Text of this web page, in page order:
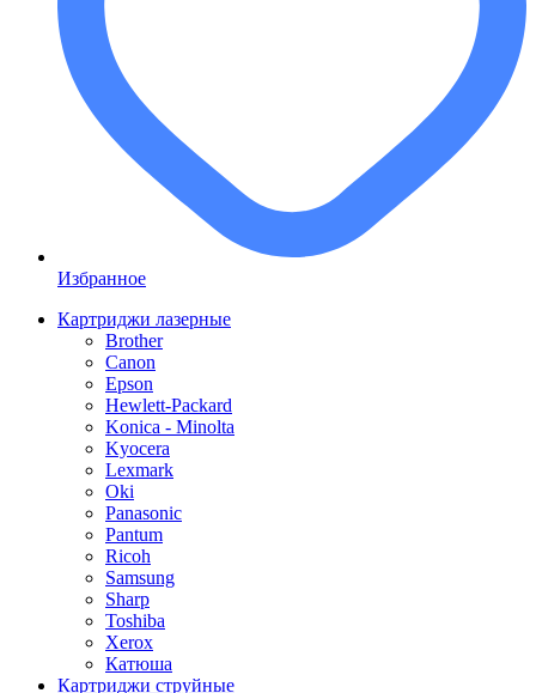
Избранное
Картриджи лазерные
Brother
Canon
Epson
Hewlett-Packard
Konica - Minolta
Kyocera
Lexmark
Oki
Panasonic
Pantum
Ricoh
Samsung
Sharp
Toshiba
Xerox
Катюша
Картриджи струйные